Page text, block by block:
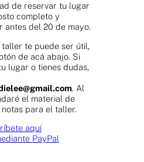
de reservar tu lugar
completo y
antes del 20 de mayo.
te puede ser útil,
de acá abajo. Si
lugar o tienes dudas,
. Al
el material de
para el taller.
aquí
PayPal